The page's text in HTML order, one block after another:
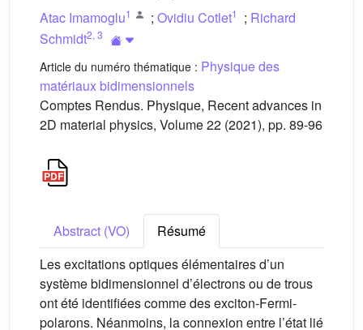
Atac Imamoglu1 ; Ovidiu Cotlet1 ; Richard
Schmidt2, 3
Article du numéro thématique : Physique des
matériaux bidimensionnels
Comptes Rendus. Physique, Recent advances in
2D material physics, Volume 22 (2021), pp. 89-96
Abstract (VO)
Résumé
Les excitations optiques élémentaires d’un
système bidimensionnel d’électrons ou de trous
ont été identifiées comme des exciton-Fermi-
polarons. Néanmoins, la connexion entre l’état lié